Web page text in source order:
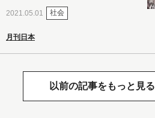
2021.05.01 社会
月刊日本
以前の記事をもっと見る